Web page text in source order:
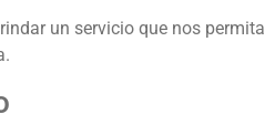
un servicio que nos permita